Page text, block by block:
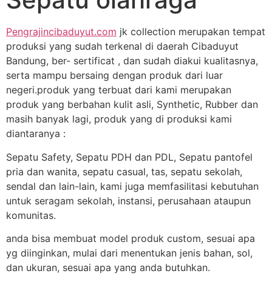
Pengrajincibaduyut.com jk collection merupakan tempat
produksi yang sudah terkenal di daerah Cibaduyut
Bandung, ber- sertificat , dan sudah diakui kualitasnya,
serta mampu bersaing dengan produk dari luar
negeri.produk yang terbuat dari kami merupakan
produk yang berbahan kulit asli, Synthetic, Rubber dan
masih banyak lagi, produk yang di produksi kami
diantaranya :
Sepatu Safety, Sepatu PDH dan PDL, Sepatu pantofel
pria dan wanita, sepatu casual, tas, sepatu sekolah,
sendal dan lain-lain, kami juga memfasilitasi kebutuhan
untuk seragam sekolah, instansi, perusahaan ataupun
komunitas.
anda bisa membuat model produk custom, sesuai apa
yg diinginkan, mulai dari menentukan jenis bahan, sol,
dan ukuran, sesuai apa yang anda butuhkan.